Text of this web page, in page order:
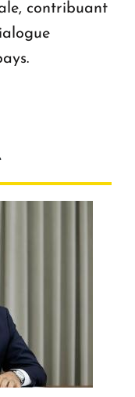
contribuant